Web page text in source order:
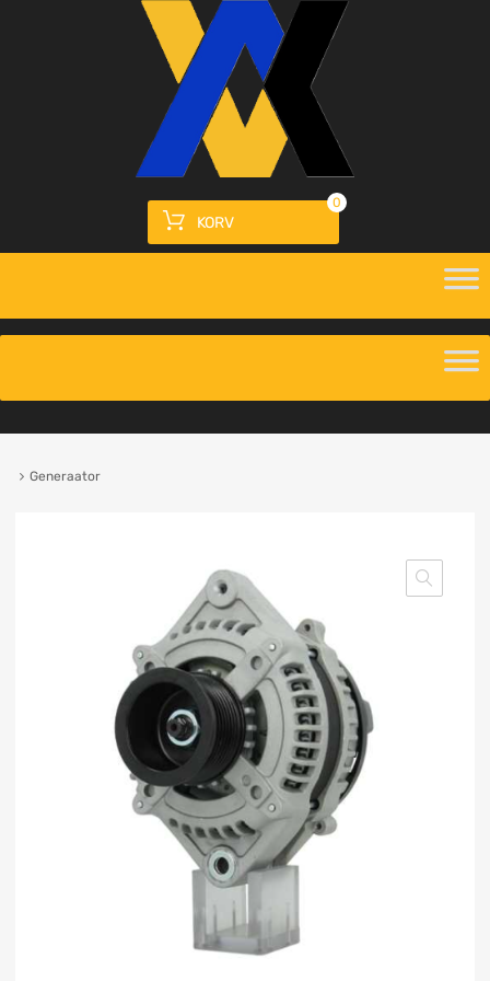
KORV
0
Generaator